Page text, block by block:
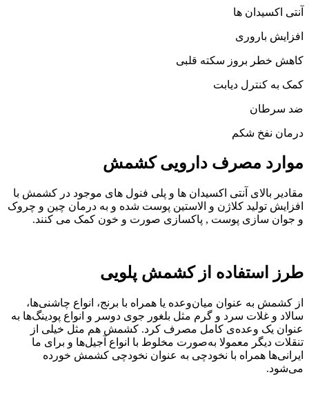
آنتی اکسیدان ها
افزایش باروری
کاهش خطر بروز سکته قلبی
کمک به کنترل دیابت
ضد سرطان
درمان نفخ شکم
موارد مصرف دارویی کشمش
مقادیر بالای آنتی اکسیدان ها و پلی فنول های موجود در کشمش با
افزایش تولید کلاژن و الاستین پوست شده و به درمان چین و چروک
و جوان سازی پوست , پاکسازی صورت و خون کمک می کنند.
طرز استفاده از کشمش پلویی
از کشمش به عنوان میان‌وعده یا همراه با برنج، انواع چاشنی‌ها،
سالاد و غلات سرد و گرم مثل بلغور جوی دوسر و انواع پودینگ‌ها به
عنوان یک وعده‌ی کامل مصرف کرد. کشمش هم مثل خیلی از
تنقلات دیگر معمولا به‌صورت مخلوط با انواع آجیل‌ها و برای ما
ایرانی‌ها همراه با نخودچی به عنوان نخودچی کشمش خورده
می‌شود.